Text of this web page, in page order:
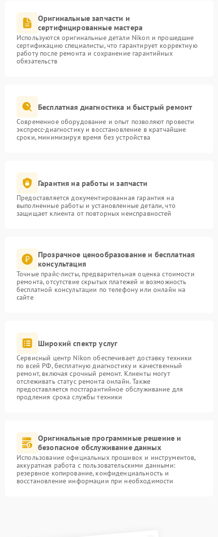
Оригинальные запчасти и
сертифицированные мастера
Используются оригинальные детали Nikon и прошедшие
сертификацию специалисты, что гарантирует корректную
работу после ремонта и сохранение гарантийных
обязательств
Бесплатная диагностика и быстрый ремонт
Современное оборудование и опыт позволяют провести
экспресс-диагностику и восстановление в кратчайшие
сроки, минимизируя время без устройства
Гарантия на работы и запчасти
Предоставляется документированная гарантия на
выполненные работы и установленные детали, что
защищает клиента от повторных неисправностей
Прозрачное ценообразование и бесплатная
консультация
Точные прайс-листы, предварительная оценка стоимости
ремонта, отсутствие скрытых платежей и возможность
бесплатной консультации по телефону или онлайн на
сайте
Широкий спектр услуг
Сервисный центр Nikon обеспечивает доставку техники
по всей РФ, бесплатную диагностику и качественный
ремонт, включая срочный ремонт. Клиенты могут
отслеживать статус ремонта онлайн. Также
предоставляется постгарантийное обслуживание для
продления срока службы техники
Оригинальные программные решение и
безопасное обслуживание данных
Использование официальных прошивок и инструментов,
аккуратная работа с пользовательскими данными:
резервное копирование, конфиденциальность и
восстановление информации при необходимости